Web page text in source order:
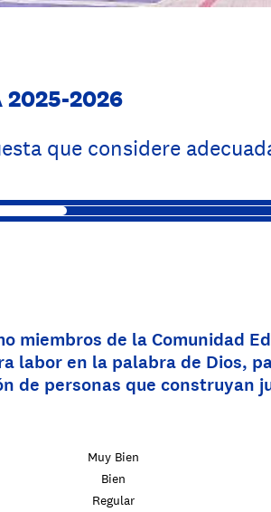
2025-2026
que considere
miembros de la Comunidad
labor en la palabra de Dios,
de personas que construyan
Muy Bien
Bien
Regular